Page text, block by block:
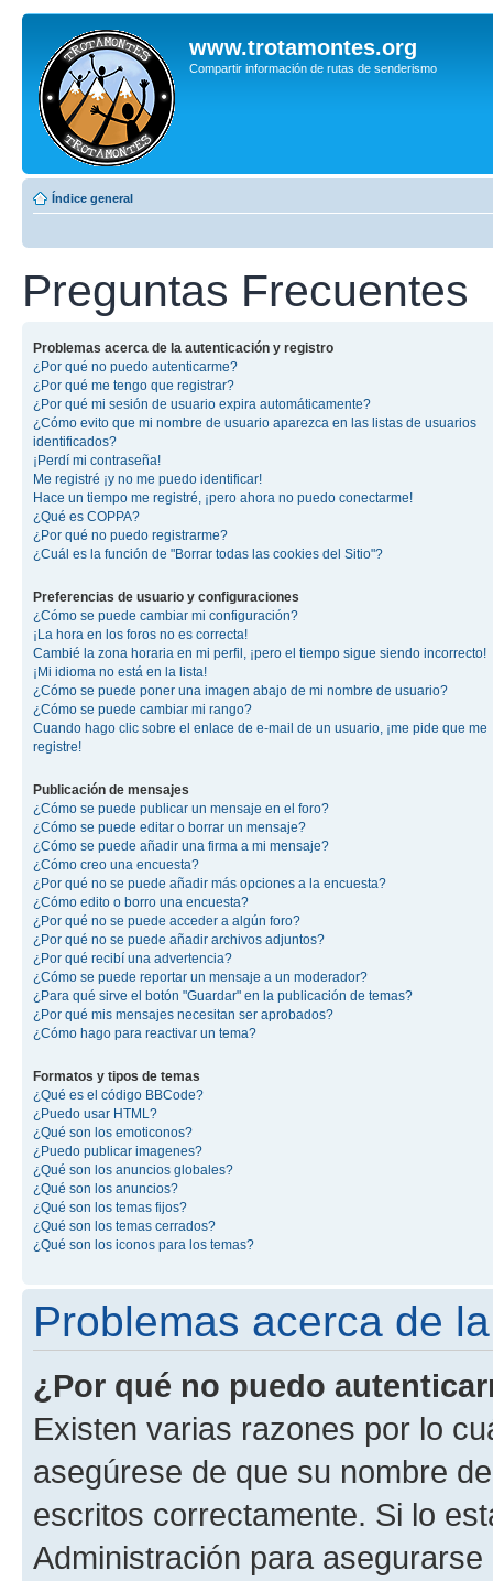
www.trotamontes.org
Compartir información de rutas de senderismo
Índice general
Preguntas Frecuentes
Problemas acerca de la autenticación y registro
¿Por qué no puedo autenticarme?
¿Por qué me tengo que registrar?
¿Por qué mi sesión de usuario expira automáticamente?
¿Cómo evito que mi nombre de usuario aparezca en las listas de usuarios
identificados?
¡Perdí mi contraseña!
Me registré ¡y no me puedo identificar!
Hace un tiempo me registré, ¡pero ahora no puedo conectarme!
¿Qué es COPPA?
¿Por qué no puedo registrarme?
¿Cuál es la función de "Borrar todas las cookies del Sitio"?
Preferencias de usuario y configuraciones
¿Cómo se puede cambiar mi configuración?
¡La hora en los foros no es correcta!
Cambié la zona horaria en mi perfil, ¡pero el tiempo sigue siendo incorrecto!
¡Mi idioma no está en la lista!
¿Cómo se puede poner una imagen abajo de mi nombre de usuario?
¿Cómo se puede cambiar mi rango?
Cuando hago clic sobre el enlace de e-mail de un usuario, ¡me pide que me
registre!
Publicación de mensajes
¿Cómo se puede publicar un mensaje en el foro?
¿Cómo se puede editar o borrar un mensaje?
¿Cómo se puede añadir una firma a mi mensaje?
¿Cómo creo una encuesta?
¿Por qué no se puede añadir más opciones a la encuesta?
¿Cómo edito o borro una encuesta?
¿Por qué no se puede acceder a algún foro?
¿Por qué no se puede añadir archivos adjuntos?
¿Por qué recibí una advertencia?
¿Cómo se puede reportar un mensaje a un moderador?
¿Para qué sirve el botón "Guardar" en la publicación de temas?
¿Por qué mis mensajes necesitan ser aprobados?
¿Cómo hago para reactivar un tema?
Formatos y tipos de temas
¿Qué es el código BBCode?
¿Puedo usar HTML?
¿Qué son los emoticonos?
¿Puedo publicar imagenes?
¿Qué son los anuncios globales?
¿Qué son los anuncios?
¿Qué son los temas fijos?
¿Qué son los temas cerrados?
¿Qué son los iconos para los temas?
Problemas acerca de
¿Por qué no puedo
Existen varias razones por lo
asegúrese de que su nombre
escritos correctamente. Si lo
Administración para